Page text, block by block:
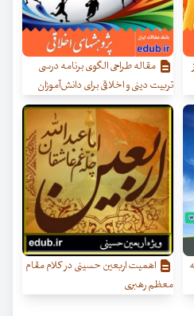
مقاله طراحی الگوی برنامه درسی
تربیت دینی و اخلاقی برای دانش‌آموزان
اهمیت اربعین حسینی در کلام مقام
معظم رهبری